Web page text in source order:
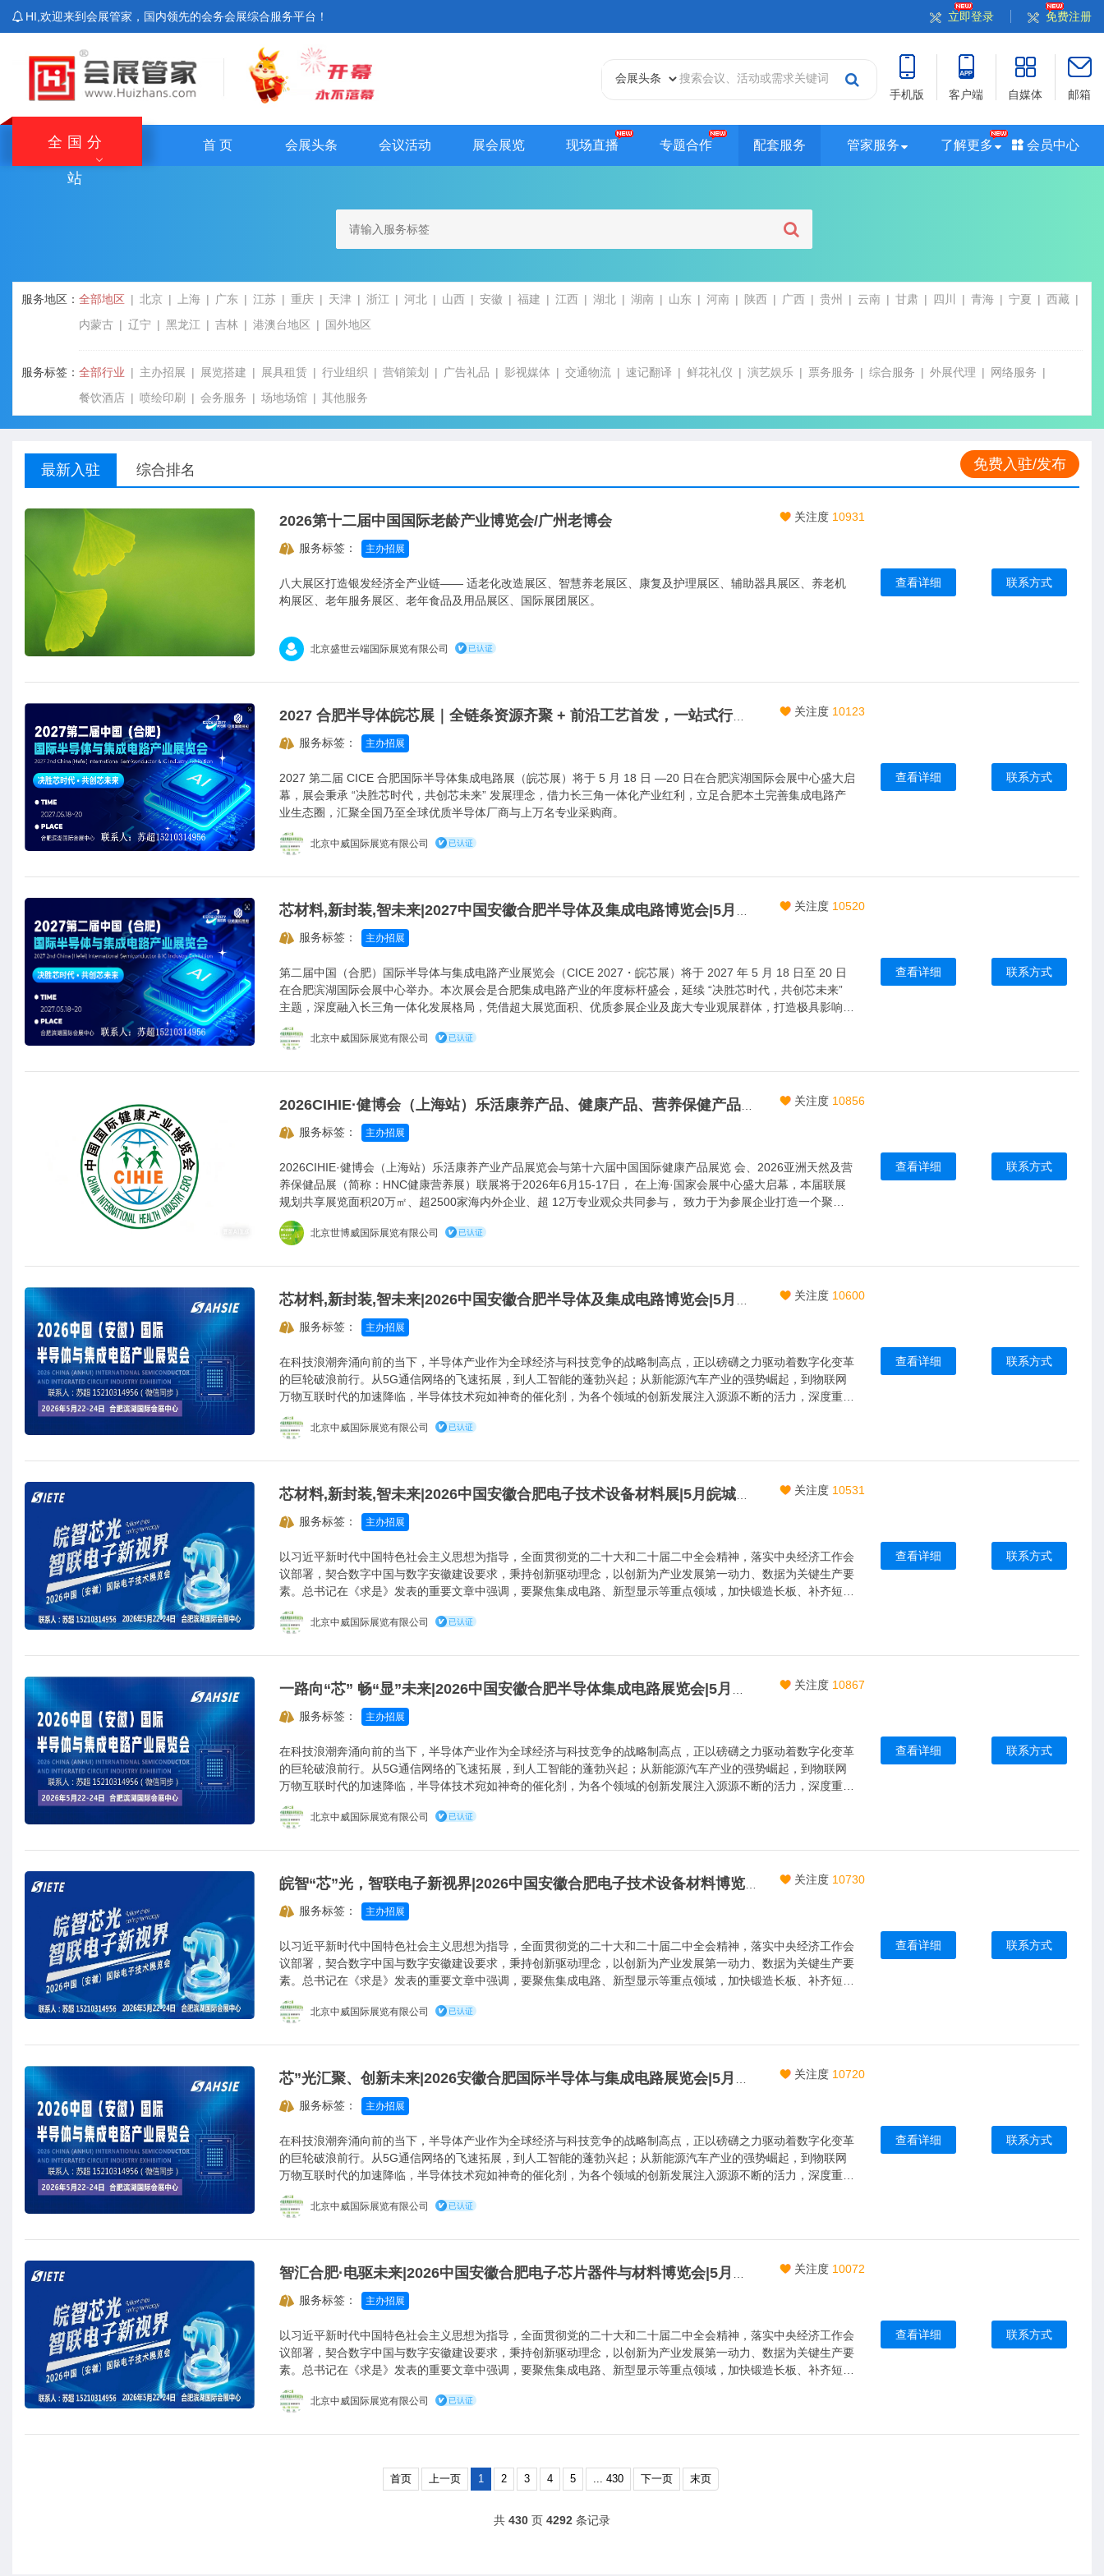
HI,欢迎来到会展管家，国内领先的会务会展综合服务平台！ 立即登录 免费注册
手机版 客户端 自媒体 邮箱
全国分
站
首 页 会展头条 会议活动 展会展览 现场直播 专题合作 配套服务 管家服务 了解更多 会员中心
广西站
内蒙古站
香港站 澳门站 台湾站
服务地区： 全部地区 北京 上海 广东 江苏 重庆 天津 浙江 河北 山西 安徽 福建 江西 湖北 湖南 山东 河南 陕西 广西 贵州 云南 甘肃 四川 青海 宁夏
西藏
内蒙古
辽宁 黑龙江 吉林 港澳台地区 国外地区
服务标签： 全部行业 主办招展 展览搭建 展具租赁 行业组织 营销策划 广告礼品 影视媒体 交通物流 速记翻译 鲜花礼仪 演艺娱乐 票务服务 综合服务 外展代理
网络服务
餐饮酒店
喷绘印刷 会务服务 场地场馆 其他服务
最新入驻 综合排名 免费入驻/发布
2026第十二届中国国际老龄产业博览会/广州老博会
服务标签： 主办招展
八大展区打造银发经济全产业链—— 适老化改造展区、智慧养老展区、康复及护理展区、辅助器具展区、养老机
构展区、老年服务展区、老年食品及用品展区、国际展团展区。
北京盛世云端国际展览有限公司
关注度 10931
查看详细 联系方式
2027 合肥半导体皖芯展｜全链条资源齐聚 + 前沿工艺首发，一站式行业合作盛会
服务标签：
主办招展
2027 第二届 CICE 合肥国际半导体集成电路展（皖芯展）将于 5 月 18 日 —20 日在合肥滨湖国际会展中心盛大启
幕，展会秉承 “决胜芯时代，共创芯未来” 发展理念，借力长三角一体化产业红利，立足合肥本土完善集成电路产
业生态圈，汇聚全国乃至全球优质半导体厂商与上万名专业采购商。
北京中威国际展览有限公司
关注度 10123
查看详细 联系方式
服务标签：
主办招展
第二届中国（合肥）国际半导体与集成电路产业展览会（CICE 2027・皖芯展）将于 2027 年 5 月 18 日至 20 日
在合肥滨湖国际会展中心举办。本次展会是合肥集成电路产业的年度标杆盛会，延续 “决胜芯时代，共创芯未来”
主题，深度融入长三角一体化发展格局，凭借超大展览面积、优质参展企业及庞大专业观展群体，打造极具影响力
的国际性集成电路产业交流合作平台。
北京中威国际展览有限公司
关注度 10520
查看详细 联系方式
服务标签：
主办招展
2026CIHIE·健博会（上海站）乐活康养产业产品展览会与第十六届中国国际健康产品展览 会、2026亚洲天然及营
养保健品展（简称：HNC健康营养展）联展将于2026年6月15-17日， 在上海·国家会展中心盛大启幕，本届联展
规划共享展览面积20万㎡、超2500家海内外企业、超 12万专业观众共同参与， 致力于为参展企业打造一个聚焦
专业、高效对接的商贸平台，便于企 业集中发布新产品、新技术。
北京世博威国际展览有限公司
关注度 10856
查看详细 联系方式
服务标签：
主办招展
在科技浪潮奔涌向前的当下，半导体产业作为全球经济与科技竞争的战略制高点，正以磅礴之力驱动着数字化变革
的巨轮破浪前行。从5G通信网络的飞速拓展，到人工智能的蓬勃兴起；从新能源汽车产业的强势崛起，到物联网
万物互联时代的加速降临，半导体技术宛如神奇的催化剂，为各个领域的创新发展注入源源不断的活力，深度重塑
着人们的生活与工作方式，成为全球经济增长和社会进步的关键驱动力。
北京中威国际展览有限公司
关注度 10600
查看详细 联系方式
服务标签：
主办招展
以习近平新时代中国特色社会主义思想为指导，全面贯彻党的二十大和二十届二中全会精神，落实中央经济工作会
议部署，契合数字中国与数字安徽建设要求，秉持创新驱动理念，以创新为产业发展第一动力、数据为关键生产要
素。总书记在《求是》发表的重要文章中强调，要聚焦集成电路、新型显示等重点领域，加快锻造长板、补齐短
板，培育具有国际竞争力的大企业和生态主导型企业，构建自主可控产业生态，为我国电子技术产业发展指明了方
向。
北京中威国际展览有限公司
关注度 10531
查看详细 联系方式
服务标签：
主办招展
在科技浪潮奔涌向前的当下，半导体产业作为全球经济与科技竞争的战略制高点，正以磅礴之力驱动着数字化变革
的巨轮破浪前行。从5G通信网络的飞速拓展，到人工智能的蓬勃兴起；从新能源汽车产业的强势崛起，到物联网
万物互联时代的加速降临，半导体技术宛如神奇的催化剂，为各个领域的创新发展注入源源不断的活力，深度重塑
着人们的生活与工作方式，成为全球经济增长和社会进步的关键驱动力。
北京中威国际展览有限公司
关注度 10867
查看详细 联系方式
服务标签：
主办招展
以习近平新时代中国特色社会主义思想为指导，全面贯彻党的二十大和二十届二中全会精神，落实中央经济工作会
议部署，契合数字中国与数字安徽建设要求，秉持创新驱动理念，以创新为产业发展第一动力、数据为关键生产要
素。总书记在《求是》发表的重要文章中强调，要聚焦集成电路、新型显示等重点领域，加快锻造长板、补齐短
板，培育具有国际竞争力的大企业和生态主导型企业，构建自主可控产业生态，为我国电子技术产业发展指明了方
向。
北京中威国际展览有限公司
关注度 10730
查看详细 联系方式
服务标签：
主办招展
在科技浪潮奔涌向前的当下，半导体产业作为全球经济与科技竞争的战略制高点，正以磅礴之力驱动着数字化变革
的巨轮破浪前行。从5G通信网络的飞速拓展，到人工智能的蓬勃兴起；从新能源汽车产业的强势崛起，到物联网
万物互联时代的加速降临，半导体技术宛如神奇的催化剂，为各个领域的创新发展注入源源不断的活力，深度重塑
着人们的生活与工作方式，成为全球经济增长和社会进步的关键驱动力。
北京中威国际展览有限公司
关注度 10720
查看详细 联系方式
服务标签：
主办招展
以习近平新时代中国特色社会主义思想为指导，全面贯彻党的二十大和二十届二中全会精神，落实中央经济工作会
议部署，契合数字中国与数字安徽建设要求，秉持创新驱动理念，以创新为产业发展第一动力、数据为关键生产要
素。总书记在《求是》发表的重要文章中强调，要聚焦集成电路、新型显示等重点领域，加快锻造长板、补齐短
板，培育具有国际竞争力的大企业和生态主导型企业，构建自主可控产业生态，为我国电子技术产业发展指明了方
向。
北京中威国际展览有限公司
关注度 10072
查看详细 联系方式
首页 上一页 1 2 3 4 5 ... 430 下一页 末页
共 430 页 4292 条记录